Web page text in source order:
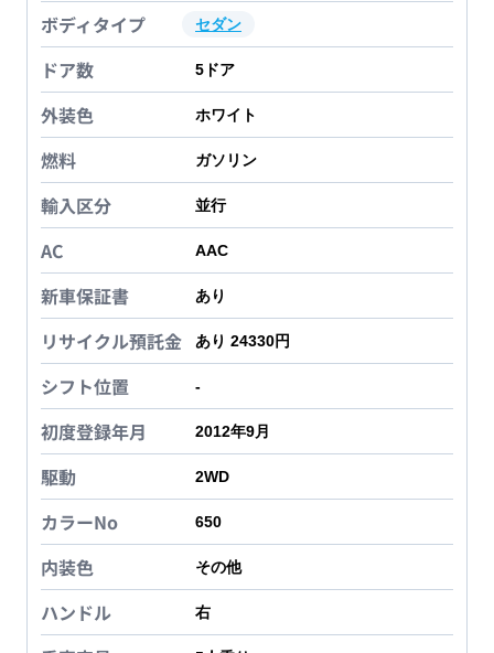
ボディタイプ セダン
ドア数 5 ドア
外装色 ホワイト
燃料 ガソリン
輸入区分 並行
AC AAC
新車保証書 あり
リサイクル預託金 あり 24330円
シフト位置 -
初度登録年月 2012年9月
駆動 2WD
カラーNo 650
内装色 その他
ハンドル 右